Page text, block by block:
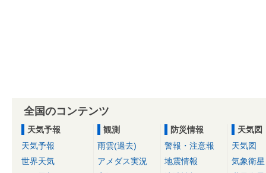
全国のコンテンツ
天気予報
天気予報
世界天気
観測
雨雲(過去)
アメダス実況
防災情報
警報・注意報
地震情報
天気図
天気図
気象衛星